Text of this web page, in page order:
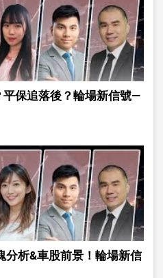
保追落後？輪場新信號—
分析&車股前景！輪場新信